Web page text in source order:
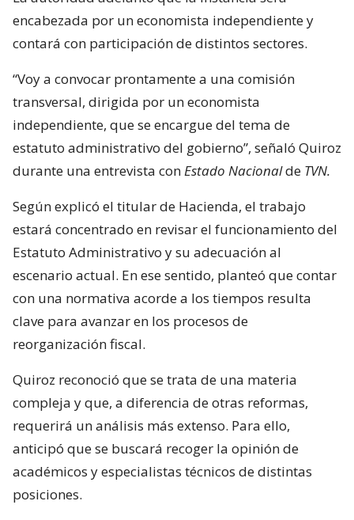
encabezada por un economista independiente y
contará con participación de distintos sectores.
“Voy a convocar prontamente a una comisión
transversal, dirigida por un economista
independiente, que se encargue del tema de
estatuto administrativo del gobierno”, señaló Quiroz
durante una entrevista conEstado Nacionalde TVN.
Según explicó el titular de Hacienda, el trabajo
estará concentrado en revisar el funcionamiento del
Estatuto Administrativo y su adecuación al
escenario actual. En ese sentido, planteó que contar
con una normativa acorde a los tiempos resulta
clave para avanzar en los procesos de
reorganización fiscal.
Quiroz reconoció que se trata de una materia
compleja y que, a diferencia de otras reformas,
requerirá un análisis más extenso. Para ello,
anticipó que se buscará recoger la opinión de
académicos y especialistas técnicos de distintas
posiciones.